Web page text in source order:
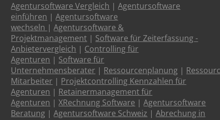
Agentursoftware Vergleich |Agentursoftware
einführen |Agentursoftware
wechseln |Agentursoftware &
Projektmanagement | Software für Zeiterfassung -
Anbietervergleich | Controlling für
Agenturen | Software für
Unternehmensberater | Ressourcenplanung |
Mitarbeiter | Projektcontrolling Kennzahlen für
Agenturen | Retainermanagement für
Agenturen |XRechnung Software |Agentursoftware
Beratung |Agentursoftware Schweiz |Abrechung in